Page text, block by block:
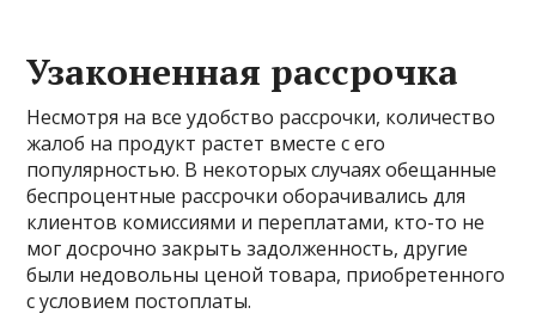
Узаконенная рассрочка
Несмотря на все удобство рассрочки, количество
жалоб на продукт растет вместе с его
популярностью. В некоторых случаях обещанные
беспроцентные рассрочки оборачивались для
клиентов комиссиями и переплатами, кто-то не
мог досрочно закрыть задолженность, другие
были недовольны ценой товара, приобретенного
с условием постоплаты.